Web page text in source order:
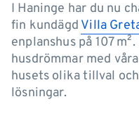
I Haninge har du nu
fin kundägd Villa
enplanshus på 107
husdrömmar med
husets olika tillval
lösningar.